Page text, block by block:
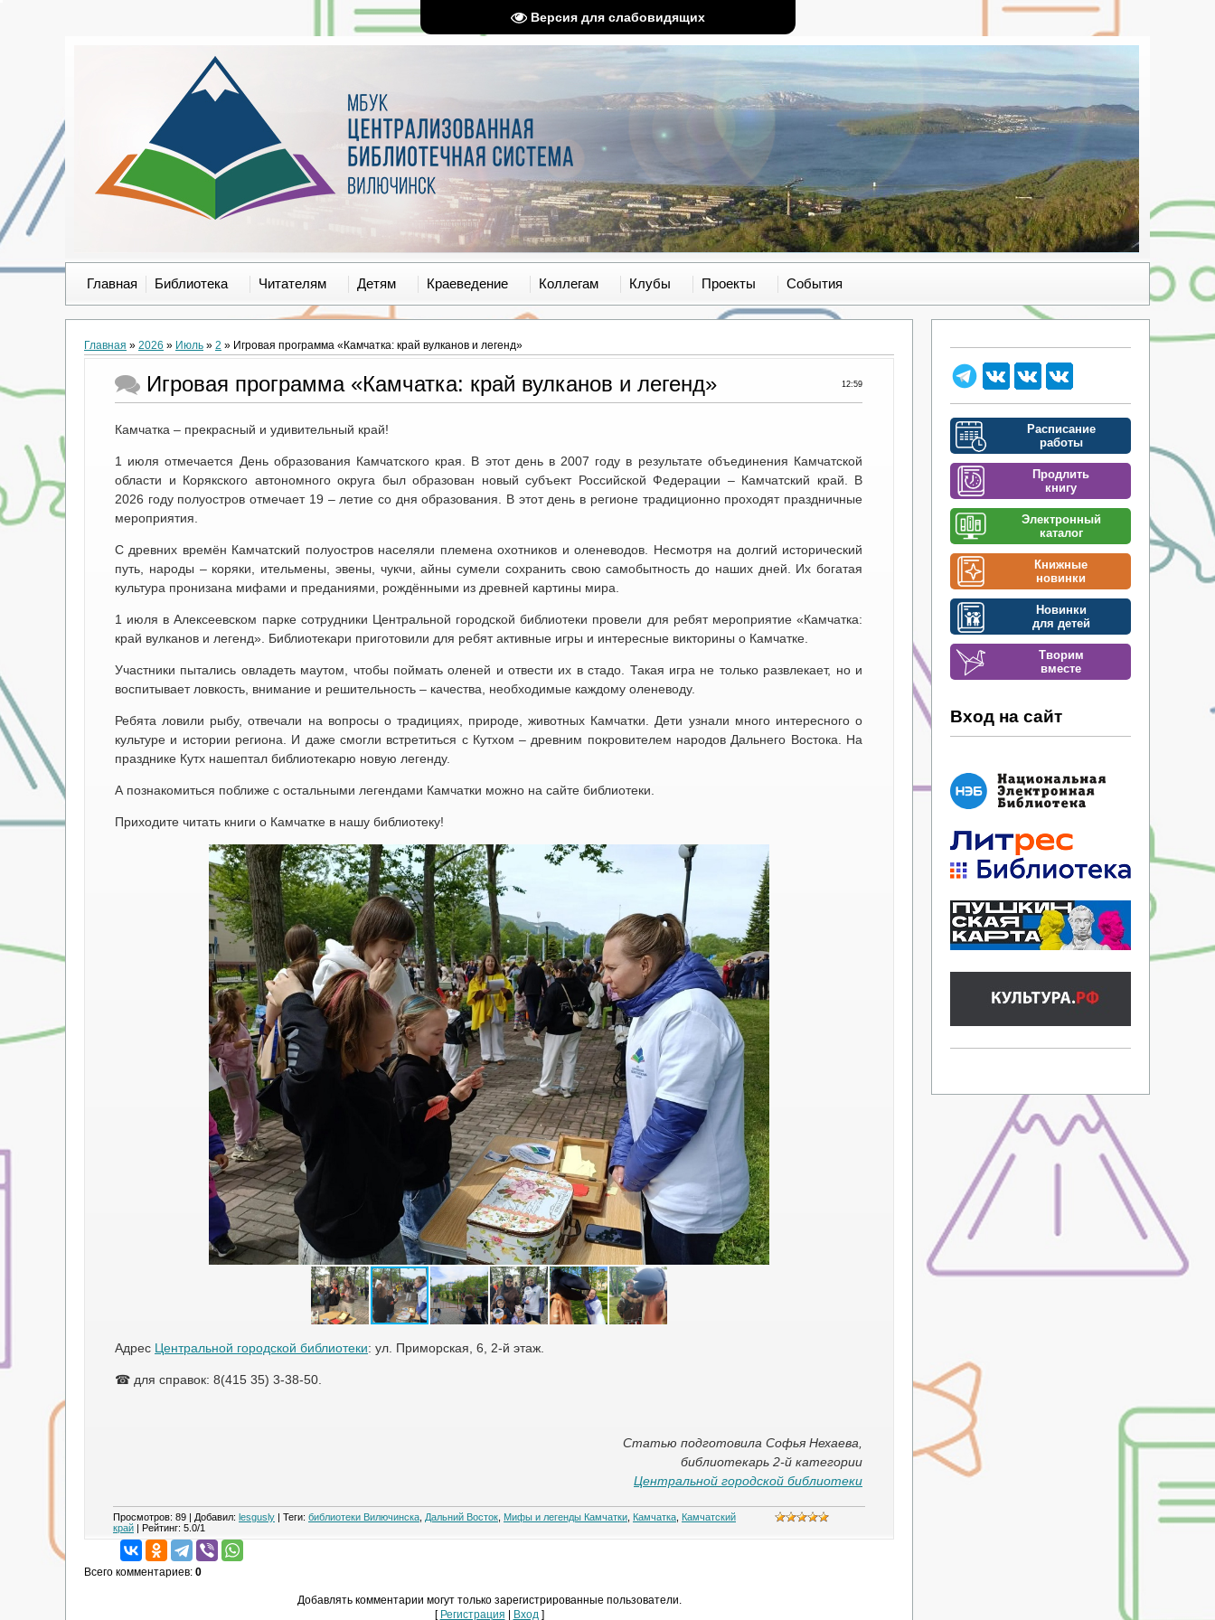
Версия для слабовидящих
Главная Библиотека Читателям Детям Краеведение Коллегам Клубы Проекты События
Главная » 2026 » Июль » 2 » Игровая программа «Камчатка: край вулканов и легенд»
12:59
Игровая программа «Камчатка: край вулканов и легенд»
Камчатка – прекрасный и удивительный край!
1 июля отмечается День образования Камчатского края. В этот день в 2007 году в результате объединения Камчатской
области и Корякского автономного округа был образован новый субъект Российской Федерации – Камчатский край. В
2026 году полуостров отмечает 19 – летие со дня образования. В этот день в регионе традиционно проходят праздничные
мероприятия.
С древних времён Камчатский полуостров населяли племена охотников и оленеводов. Несмотря на долгий исторический
путь, народы – коряки, ительмены, эвены, чукчи, айны сумели сохранить свою самобытность до наших дней. Их богатая
культура пронизана мифами и преданиями, рождёнными из древней картины мира.
1 июля в Алексеевском парке сотрудники Центральной городской библиотеки провели для ребят мероприятие «Камчатка:
край вулканов и легенд». Библиотекари приготовили для ребят активные игры и интересные викторины о Камчатке.
Участники пытались овладеть маутом, чтобы поймать оленей и отвести их в стадо. Такая игра не только развлекает, но и
воспитывает ловкость, внимание и решительность – качества, необходимые каждому оленеводу.
Ребята ловили рыбу, отвечали на вопросы о традициях, природе, животных Камчатки. Дети узнали много интересного о
культуре и истории региона. И даже смогли встретиться с Кутхом – древним покровителем народов Дальнего Востока. На
празднике Кутх нашептал библиотекарю новую легенду.
А познакомиться поближе с остальными легендами Камчатки можно на сайте библиотеки.
Приходите читать книги о Камчатке в нашу библиотеку!
Адрес Центральной городской библиотеки: ул. Приморская, 6, 2-й этаж.
☎ для справок: 8(415 35) 3-38-50.
Статью подготовила Софья Нехаева,
библиотекарь 2-й категории
Центральной городской библиотеки
Просмотров: 89 | Добавил: lesgusly | Теги: библиотеки Вилючинска Дальний Восток Мифы и легенды Камчатки Камчатка Камчатский
край | Рейтинг: 5.0/1
Всего комментариев: 0
Добавлять комментарии могут только зарегистрированные пользователи.
[ Регистрация | Вход ]
Расписание
работы
Продлить
книгу
Электронный
каталог
Книжные
новинки
Новинки
для детей
Творим
вместе
Вход на сайт